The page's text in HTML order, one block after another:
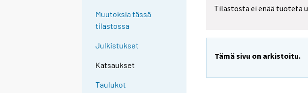
Muutoksia tässä
tilastossa
Julkistukset
Katsaukset
Taulukot
Tilastosta ei enää tuoteta
Tämä sivu on arkistoitu.